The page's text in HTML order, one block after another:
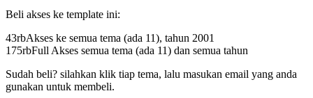
Beli akses ke template ini:
43rbAkses ke semua tema (ada 11), tahun 2001
175rbFull Akses semua tema (ada 11) dan semua tahun
Sudah beli? silahkan klik tiap tema, lalu masukan email yang anda
gunakan untuk membeli.